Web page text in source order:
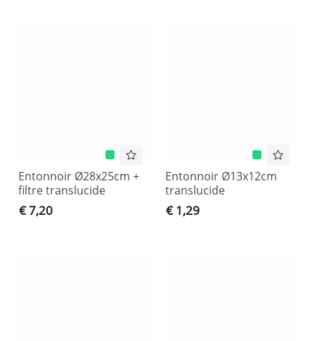
Entonnoir Ø28x25cm +
filtre translucide
€ 7,20
Entonnoir Ø13x12cm
translucide
€ 1,29